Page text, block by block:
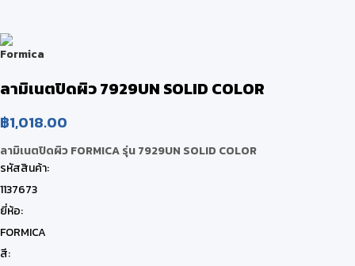
ลามิเนตปิดผิว 7929UN SOLID COLOR
฿1,018.00
ลามิเนตปิดผิว FORMICA รุ่น 7929UN SOLID COLOR
รหัสสินค้า:
1137673
ยี่ห้อ:
FORMICA
สี: